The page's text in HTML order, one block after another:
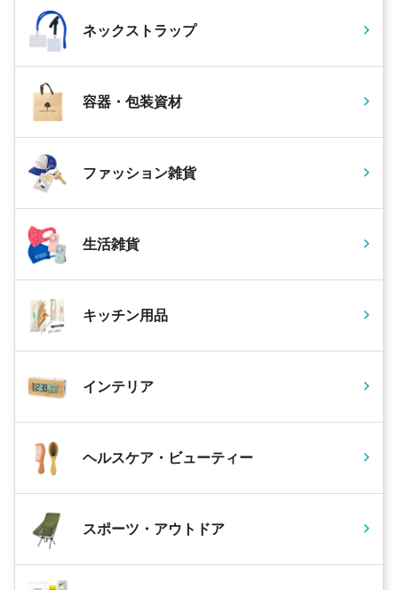
ネックストラップ
容器・包装資材
ファッション雑貨
生活雑貨
キッチン用品
インテリア
ヘルスケア・ビューティー
スポーツ・アウトドア